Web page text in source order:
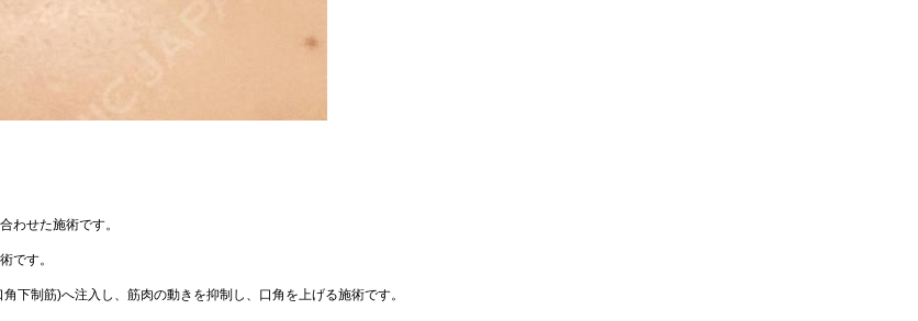
わせた施術です。
です。
下制筋)へ注入し、筋肉の動きを抑制し、口角を上げる施術です。